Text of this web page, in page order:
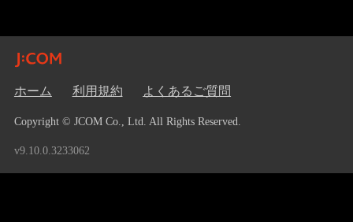
ホーム 利用規約 よくあるご質問
Copyright © JCOM Co., Ltd. All Rights Reserved.
v9.10.0.3233062